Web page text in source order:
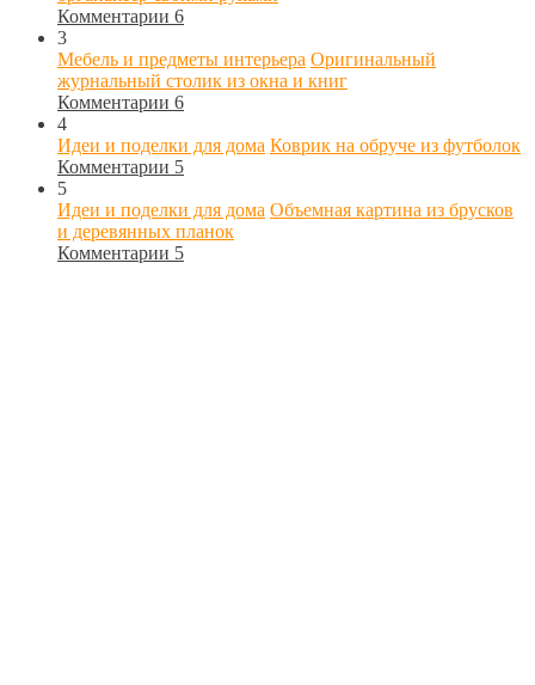
Комментарии 6
3
Мебель и предметы интерьера Оригинальный
журнальный столик из окна и книг
Комментарии 6
4
Идеи и поделки для дома Коврик на обруче из футболок
Комментарии 5
5
Идеи и поделки для дома Объемная картина из брусков
и деревянных планок
Комментарии 5